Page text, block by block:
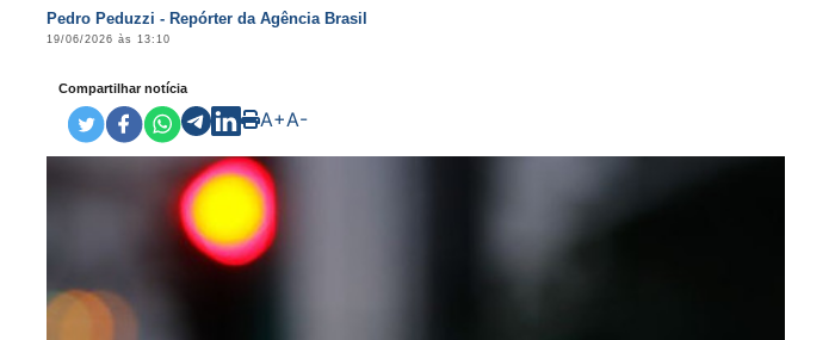
Pedro Peduzzi - Repórter da Agência Brasil
19/06/2026 às 13:10
Compartilhar notícia
A+A-